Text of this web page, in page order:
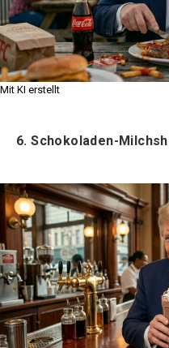
Mit KI erstellt
6.Schokoladen-